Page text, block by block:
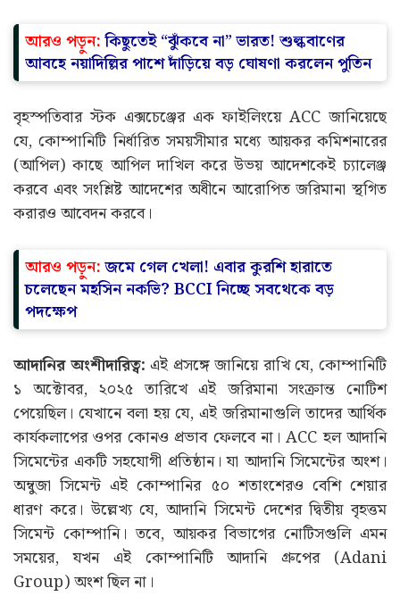
আরও পড়ুন:কিছুতেই “ঝুঁকবে না” ভারত! শুল্কবাণের
আবহে নয়াদিল্লির পাশে দাঁড়িয়ে বড় ঘোষণা করলেন পুতিন
বৃহস্পতিবার স্টক এক্সচেঞ্জের এক ফাইলিংয়ে ACC জানিয়েছে
যে, কোম্পানিটি নির্ধারিত সময়সীমার মধ্যে আয়কর কমিশনারের
(আপিল) কাছে আপিল দাখিল করে উভয় আদেশকেই চ্যালেঞ্জ
করবে এবং সংশ্লিষ্ট আদেশের অধীনে আরোপিত জরিমানা স্থগিত
করারও আবেদন করবে।
আরও পড়ুন:জমে গেল খেলা! এবার কুরশি হারাতে
চলেছেন মহসিন নকভি? BCCI নিচ্ছে সবথেকে বড়
পদক্ষেপ
আদানির অংশীদারিত্ব:এই প্রসঙ্গে জানিয়ে রাখি যে, কোম্পানিটি
১ অক্টোবর, ২০২৫ তারিখে এই জরিমানা সংক্রান্ত নোটিশ
পেয়েছিল। যেখানে বলা হয় যে, এই জরিমানাগুলি তাদের আর্থিক
কার্যকলাপের ওপর কোনও প্রভাব ফেলবে না। ACC হল আদানি